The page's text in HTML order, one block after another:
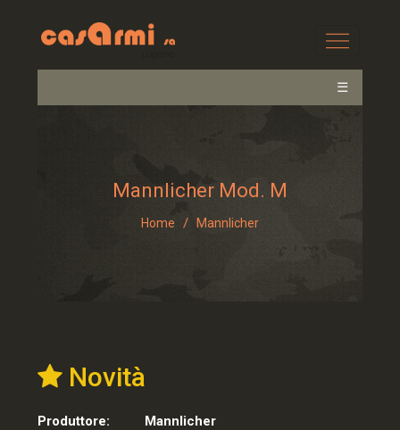
☰
Mannlicher Mod. M
Home / Mannlicher
Novità
Produttore:
Mannlicher